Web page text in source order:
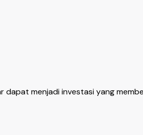
menjadi investasi yang